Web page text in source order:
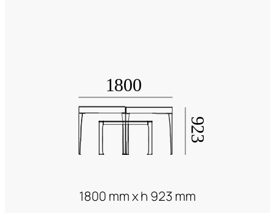
1800 mm x h 923 mm